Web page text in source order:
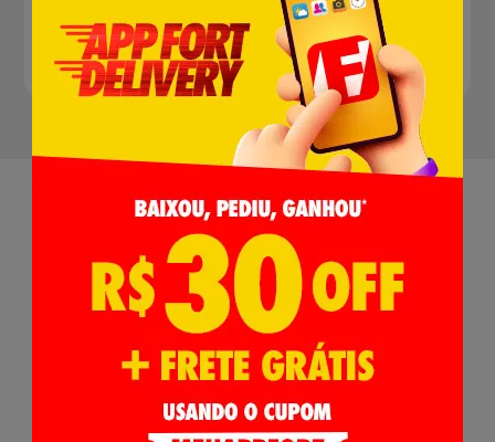
renomadas como Ruffles, Fandangos, Bono, Óreo,
Club Social, Negresco, Casaredo, entre tantas outras.
Receba nossasNovidades
Lançamentos e Promoções!